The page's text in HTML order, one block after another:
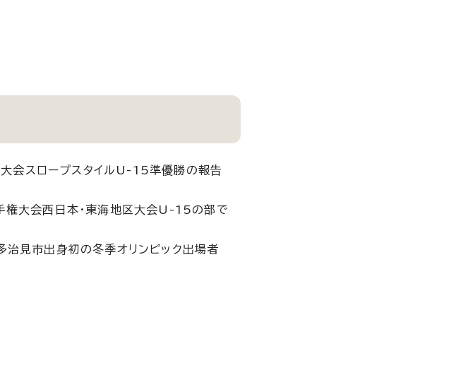
会スロープスタイルU-15準優勝の報告
大会西日本・東海地区大会U-15の部で
治見市出身初の冬季オリンピック出場者